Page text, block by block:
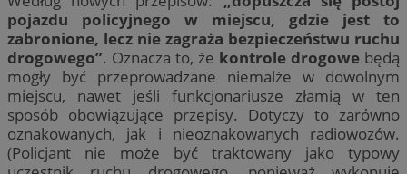
pojazdu policyjnego w miejscu, gdzie jest to
zabronione, lecz nie zagraża bezpieczeństwu ruchu
drogowego”. Oznacza to, że kontrole drogowe będą
mogły być przeprowadzane niemalże w dowolnym
miejscu, nawet jeśli funkcjonariusze złamią w ten
sposób obowiązujące przepisy. Dotyczy to zarówno
oznakowanych, jak i nieoznakowanych radiowozów.
(Policjant nie może być traktowany jako typowy